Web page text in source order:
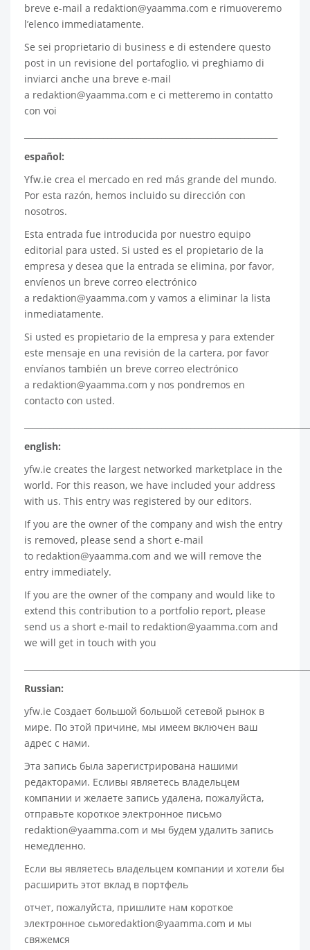
breve e-mail a redaktion@yaamma.com e rimuoveremo
l’elenco immediatamente.
Se sei proprietario di business e di estendere questo
post in un revisione del portafoglio, vi preghiamo di
inviarci anche una breve e-mail
a redaktion@yaamma.com e ci metteremo in contatto
con voi
español:
Yfw.ie crea el mercado en red más grande del mundo.
Por esta razón, hemos incluido su dirección con
nosotros.
Esta entrada fue introducida por nuestro equipo
editorial para usted. Si usted es el propietario de la
empresa y desea que la entrada se elimina, por favor,
envíenos un breve correo electrónico
a redaktion@yaamma.com y vamos a eliminar la lista
inmediatamente.
Si usted es propietario de la empresa y para extender
este mensaje en una revisión de la cartera, por favor
envíanos también un breve correo electrónico
a redaktion@yaamma.com y nos pondremos en
contacto con usted.
english:
yfw.ie creates the largest networked marketplace in the
world. For this reason, we have included your address
with us. This entry was registered by our editors.
If you are the owner of the company and wish the entry
is removed, please send a short e-mail
to redaktion@yaamma.com and we will remove the
entry immediately.
If you are the owner of the company and would like to
extend this contribution to a portfolio report, please
send us a short e-mail to redaktion@yaamma.com and
we will get in touch with you
Russian:
yfw.ie Создает большой большой сетевой рынок в
мире. По этой причине, мы имеем включен ваш
адрес с нами.
Эта запись была зарегистрирована нашими
редакторами. Есливы являетесь владельцем
компании и желаете запись удалена, пожалуйста,
отправьте короткое электронное письмо
redaktion@yaamma.com и мы будем удалить запись
немедленно.
Если вы являетесь владельцем компании и хотели бы
расширить этот вклад в портфель
отчет, пожалуйста, пришлите нам короткое
электронное сьмоredaktion@yaamma.com и мы
свяжемся